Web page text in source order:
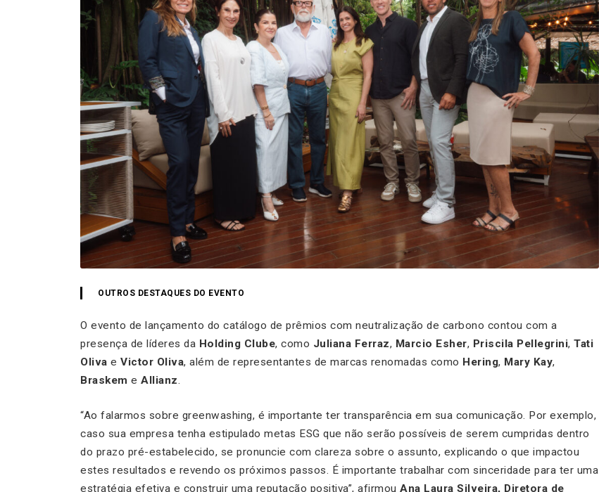
OUTROS DESTAQUES DO EVENTO
O evento de lançamento do catálogo de prêmios com neutralização de carbono contou com a
presença de líderes da Holding Clube, como Juliana Ferraz, Marcio Esher, Priscila Pellegrini, Tati
Oliva e Victor Oliva, além de representantes de marcas renomadas como Hering, Mary Kay,
Braskem e Allianz.
“Ao falarmos sobre greenwashing, é importante ter transparência em sua comunicação. Por exemplo,
caso sua empresa tenha estipulado metas ESG que não serão possíveis de serem cumpridas dentro
do prazo pré-estabelecido, se pronuncie com clareza sobre o assunto, explicando o que impactou
estes resultados e revendo os próximos passos. É importante trabalhar com sinceridade para ter uma
estratégia efetiva e construir uma reputação positiva”, afirmou Ana Laura Silveira, Diretora de